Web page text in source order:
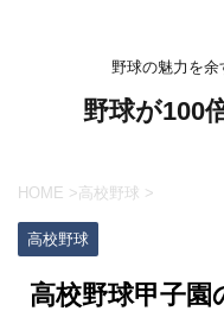
野球の魅力を余
野球が100
HOME >高校野球 >
高校野球
高校野球甲子